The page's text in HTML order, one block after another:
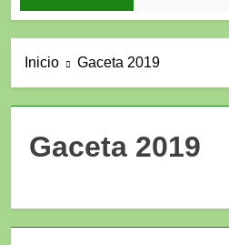
Inicio Gaceta 2019
Gaceta 2019